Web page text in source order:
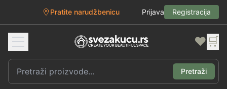
Pratite narudžbenicu Prijava Registracija
❤️ 🛒
Pretraži